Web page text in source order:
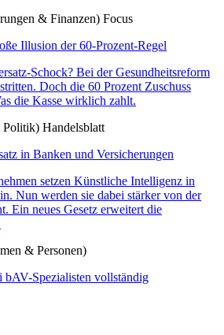
& Finanzen) Focus
Illusion der 60-Prozent-Regel
Schock? Bei der Gesundheitsreform
Doch die 60 Prozent Zuschuss
die Kasse wirklich zahlt.
Handelsblatt
in Banken und Versicherungen
setzen Künstliche Intelligenz in
Nun werden sie dabei stärker von der
Ein neues Gesetz erweitert die
& Personen)
bAV-Spezialisten vollständig